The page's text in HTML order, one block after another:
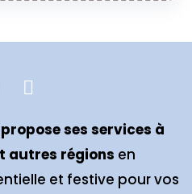
propose ses services à
autres régions en
et festive pour vos